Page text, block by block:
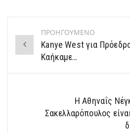
Post
navigation
ΠΡΟΗΓΟΥΜΕΝΟ
Kanye West για
Καήκαμε…
Η Αθηναΐς
Σακελλαρόπουλος